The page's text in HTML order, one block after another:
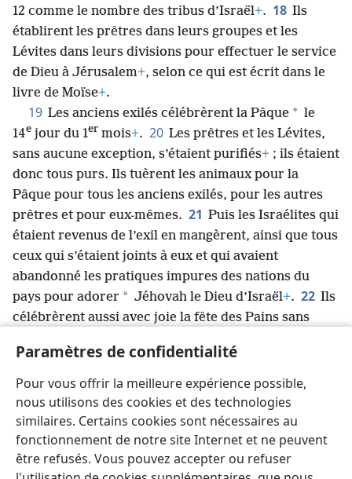
Paramètres de confidentialité
Pour vous offrir la meilleure expérience possible,
nous utilisons des cookies et des technologies
similaires. Certains cookies sont nécessaires au
fonctionnement de notre site Internet et ne peuvent
être refusés. Vous pouvez accepter ou refuser
12 comme le nombre des tribus d’Israël+. 18 Ils
établirent les prêtres dans leurs groupes et les
Lévites dans leurs divisions pour effectuer le service
de Dieu à Jérusalem+, selon ce qui est écrit dans le
livre de Moïse+.
19 Les anciens exilés célébrèrent la Pâque * le
14e jour du 1er mois+. 20 Les prêtres et les Lévites,
sans aucune exception, s’étaient purifiés+ ; ils étaient
donc tous purs. Ils tuèrent les animaux pour la
Pâque pour tous les anciens exilés, pour les autres
prêtres et pour eux-mêmes. 21 Puis les Israélites qui
étaient revenus de l’exil en mangèrent, ainsi que tous
ceux qui s’étaient joints à eux et qui avaient
abandonné les pratiques impures des nations du
pays pour adorer * Jéhovah le Dieu d’Israël+. 22 Ils
célébrèrent aussi avec joie la fête des Pains sans
avait rendus joyeux et leur avait attiré la faveur du
roi d’Assyrie+, si bien que le roi les avait aidés *
pour qu’ils effectuent les travaux du temple du vrai
Dieu, le Dieu d’Israël.